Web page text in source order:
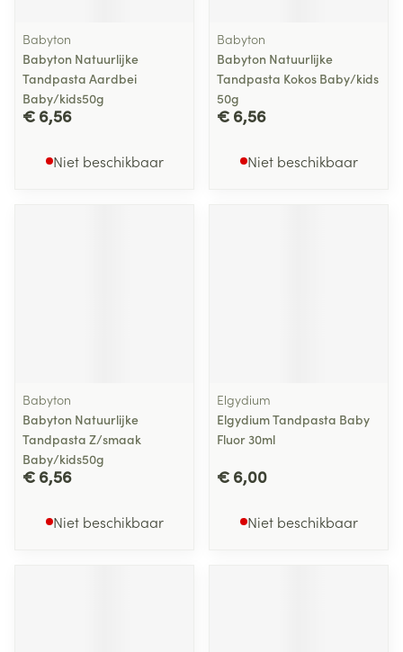
Babyton
Babyton Natuurlijke
Tandpasta Aardbei
Baby/kids50g
€ 6,56
Niet beschikbaar
Babyton
Babyton Natuurlijke
Tandpasta Kokos Baby/kids
50g
€ 6,56
Niet beschikbaar
Babyton
Babyton Natuurlijke
Tandpasta Z/smaak
Baby/kids50g
€ 6,56
Niet beschikbaar
Elgydium
Elgydium Tandpasta Baby
Fluor 30ml
€ 6,00
Niet beschikbaar